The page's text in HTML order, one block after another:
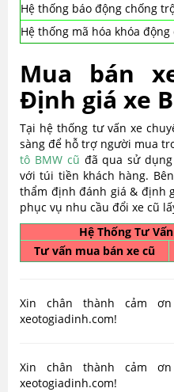
Hệ thống báo động chống
Hệ thống mã hóa khóa động
Mua bán
Định giá xe
Tại hệ thống tư vấn xe
sàng để hỗ trợ người mua
tô BMW cũ đã qua sử
với túi tiền khách hàng.
thẩm định đánh giá & định
phục vụ nhu cầu đổi xe cũ
Hệ Thống Tư
Tư vấn mua bán xe cũ
Xin chân thành cảm
xeotogiadinh.com!
Xin chân thành cảm
xeotogiadinh.com!